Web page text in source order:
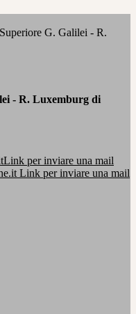
G. Galilei - R.
- R. Luxemburg di
Link per inviare una mail
Link per inviare una mail